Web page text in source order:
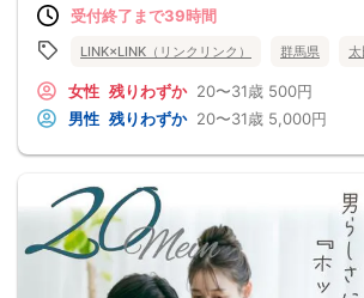
受付終了まで39時間
LINK×LINK（リンクリンク） 群馬県
女性 残りわずか 20〜31歳 500円
男性 残りわずか 20〜31歳 5,000円